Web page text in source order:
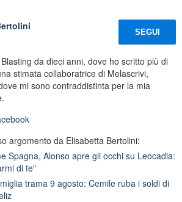
SEGUI
da dieci anni, dove ho scritto più di
stimata collaboratrice di Melascrivi,
mi sono contraddistinta per la mia
argomento da Elisabetta Bertolini:
Spagna, Alonso apre gli occhi su Leocadia:
di te"
trama 9 agosto: Cemile ruba i soldi di